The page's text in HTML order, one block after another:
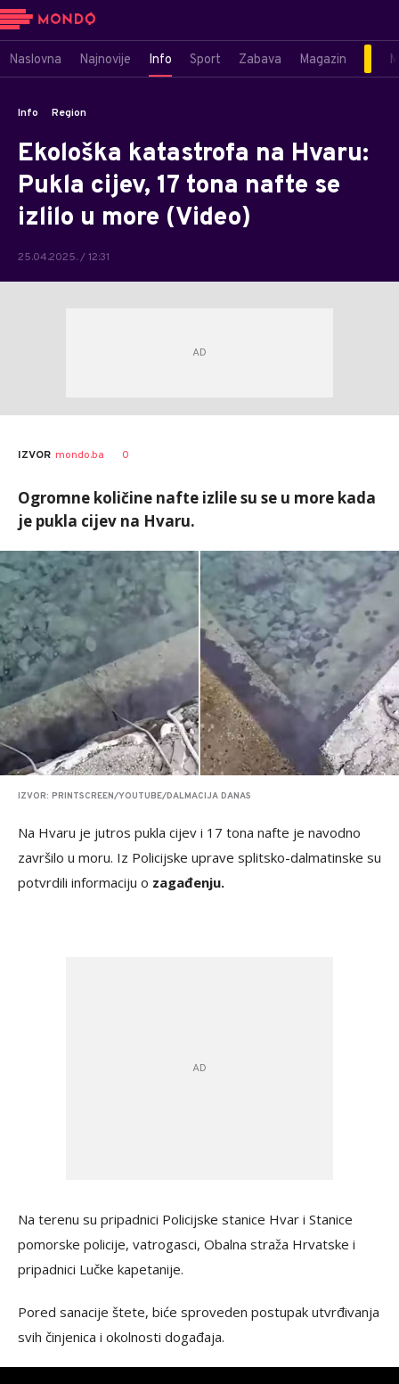
Naslovna Najnovije Info Sport Zabava Magazin
Info Region
Ekološka katastrofa na Hvaru:
Pukla cijev, 17 tona nafte se
izlilo u more (Video)
25.04.2025. / 12:31
IZVOR mondo.ba 0
Ogromne količine nafte izlile su se u more kada
je pukla cijev na Hvaru.
IZVOR: PRINTSCREEN/YOUTUBE/DALMACIJA DANAS
Na Hvaru je jutros pukla cijev i 17 tona nafte je navodno
završilo u moru. Iz Policijske uprave splitsko-dalmatinske su
potvrdili informaciju o zagađenju.
Na terenu su pripadnici Policijske stanice Hvar i Stanice
pomorske policije, vatrogasci, Obalna straža Hrvatske i
pripadnici Lučke kapetanije.
Pored sanacije štete, biće sproveden postupak utvrđivanja
svih činjenica i okolnosti događaja.